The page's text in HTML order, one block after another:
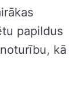
papildus
kā